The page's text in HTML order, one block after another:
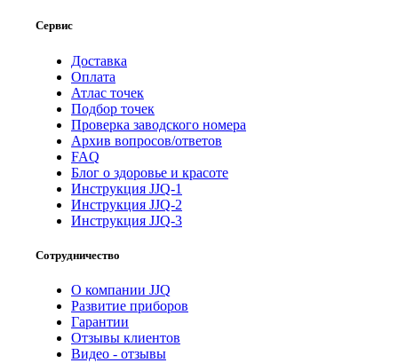
Сервис
Доставка
Оплата
Атлас точек
Подбор точек
Проверка заводского номера
Архив вопросов/ответов
FAQ
Блог о здоровье и красоте
Инструкция JJQ-1
Инструкция JJQ-2
Инструкция JJQ-3
Сотрудничество
О компании JJQ
Развитие приборов
Гарантии
Отзывы клиентов
Видео - отзывы